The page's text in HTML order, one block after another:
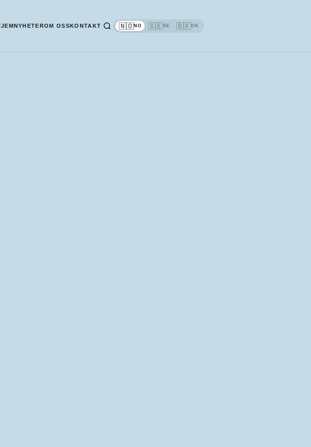
NYHETEROM OSSKONTAKT 🇳🇴NO 🇸🇪SE 🇩🇰DK